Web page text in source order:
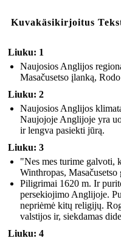
Kuvakäsikirjoitus
Liuku: 1
Naujosios Anglijos
Masačusetso įlanką,
Liuku: 2
Naujosios Anglijos
Naujojoje Anglijoje yra
ir lengva pasiekti jūrą.
Liuku: 3
"Nes mes turime galvoti,
Winthropas,
Piligrimai 1620 m. Ir
persekiojimo Anglijoje.
nepriėmė kitų religijų.
valstijos ir, siekdamas
Liuku: 4